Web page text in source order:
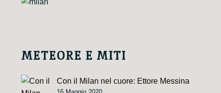
METEORE E MITI
Con il Milan nel cuore: Ettore Messina